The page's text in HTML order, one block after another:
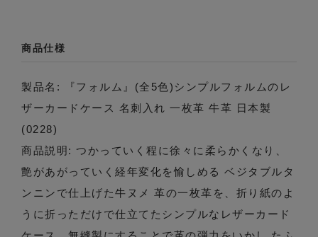
商品仕様
製品名: 『フォルム』(全5色)シンプルフォルムのレ
ザーカードケース 名刺入れ 一枚革 牛革 日本製
(0228)
商品説明: つかっていく程に徐々に柔らかくなり、
艶があがっていく経年変化を愉しめる ベジタブルタ
ンニンで仕上げた牛ヌメ 革の一枚革を、折り紙のよ
うに折っただけで仕立てたシンプルなレザーカード